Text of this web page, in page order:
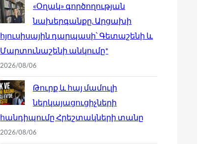
«Օղակ» գործողության
նախերգանքը. Արցախի
հյուսիսային դարպասի՝ Գետաշենի և
Մարտունաշենի անկումը*
2026/08/06
Թուրք և հայ մամուլի
ներկայացուցիչների
հանդիպումը Հրեշտակների տանը
2026/08/06